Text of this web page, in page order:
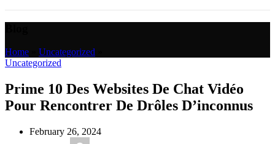
Home Uncategorized
Uncategorized
Prime 10 Des Websites De Chat Vidéo
Pour Rencontrer De Drôles D’inconnus
February 26, 2024